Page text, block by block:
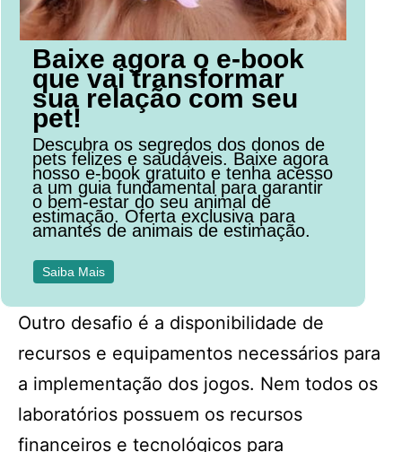
Baixe agora o e-book
que vai transformar
sua relação com seu
pet!
Descubra os segredos dos donos de
pets felizes e saudáveis. Baixe agora
nosso e-book gratuito e tenha acesso
a um guia fundamental para garantir
o bem-estar do seu animal de
estimação. Oferta exclusiva para
amantes de animais de estimação.
Saiba Mais
Outro desafio é a disponibilidade de
recursos e equipamentos necessários para
a implementação dos jogos. Nem todos os
laboratórios possuem os recursos
financeiros e tecnológicos para